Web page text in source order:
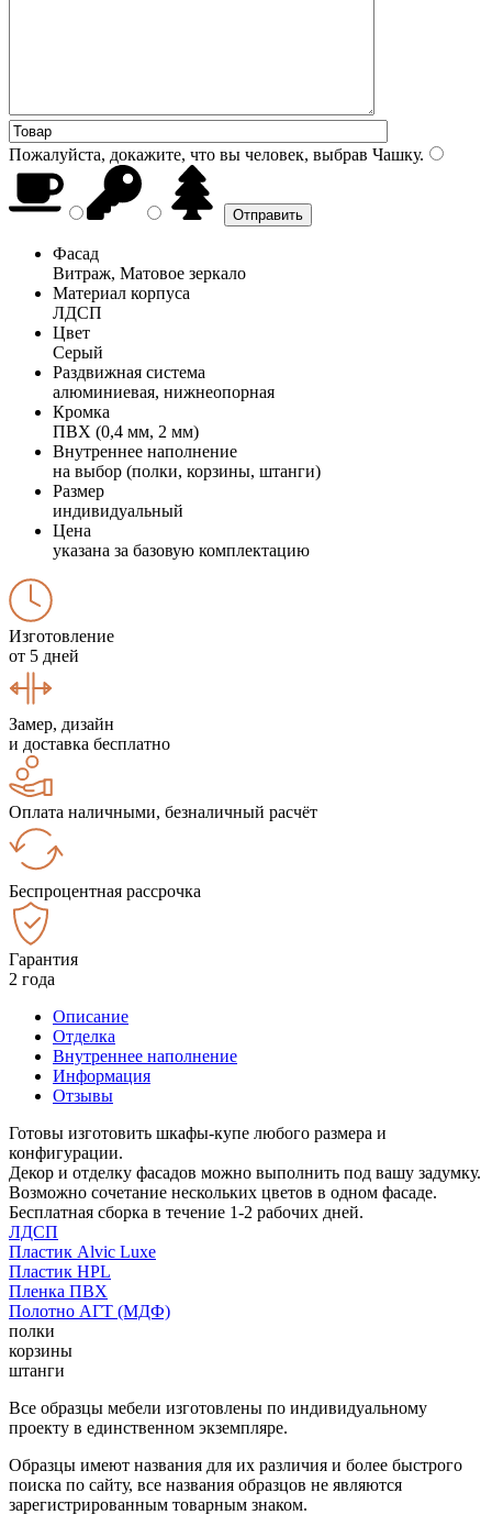
Пожалуйста, докажите, что вы человек, выбрав Чашку.
Фасад
Витраж, Матовое зеркало
Материал корпуса
ЛДСП
Цвет
Серый
Раздвижная система
алюминиевая, нижнеопорная
Кромка
ПВХ (0,4 мм, 2 мм)
Внутреннее наполнение
на выбор (полки, корзины, штанги)
Размер
индивидуальный
Цена
указана за базовую комплектацию
Изготовление
от 5 дней
Замер, дизайн
и доставка бесплатно
Оплата наличными, безналичный расчёт
Беспроцентная рассрочка
Гарантия
2 года
Описание
Отделка
Внутреннее наполнение
Информация
Отзывы
Готовы изготовить шкафы-купе любого размера и
конфигурации.
Декор и отделку фасадов можно выполнить под вашу задумку.
Возможно сочетание нескольких цветов в одном фасаде.
Бесплатная сборка в течение 1-2 рабочих дней.
ЛДСП
Пластик Alvic Luxe
Пластик HPL
Пленка ПВХ
Полотно АГТ (МДФ)
полки
корзины
штанги
Все образцы мебели изготовлены по индивидуальному
проекту в единственном экземпляре.
Образцы имеют названия для их различия и более быстрого
поиска по сайту, все названия образцов не являются
зарегистрированным товарным знаком.